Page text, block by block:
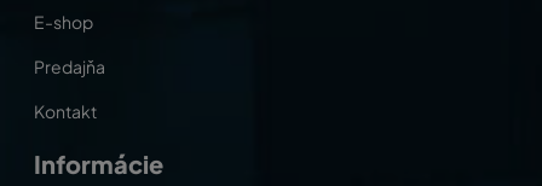
E-shop
Predajňa
Kontakt
Informácie